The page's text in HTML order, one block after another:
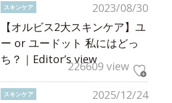
2023/08/30
スキンケア
【オルビス2大スキンケア】ユ
ー or ユードット 私にはどっ
ち？｜Editor’s view226609 view
2025/12/24
スキンケア